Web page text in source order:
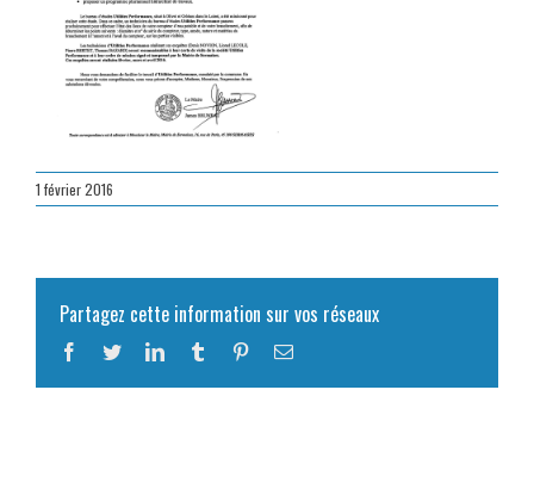
1 février 2016
Partagez cette information sur vos réseaux
Facebook
TwitterLinkedInTumblr PinterestEmail